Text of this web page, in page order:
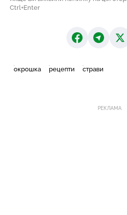
Ctrl+Enter
окрошка рецепти страви
РЕКЛАМА